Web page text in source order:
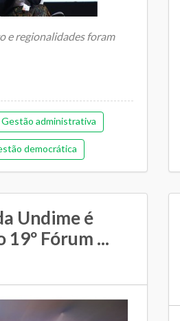
e regionalidades foram
Gestão administrativa
democrática
e financeira (antiga)
entre SME e escolas
Undime é
Fórum ...